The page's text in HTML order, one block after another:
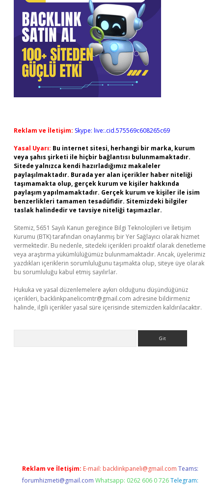
Reklam ve İletişim: Skype: live:.cid.575569c608265c69
Yasal Uyarı: Bu internet sitesi, herhangi bir marka, kurum
veya şahıs şirketi ile hiçbir bağlantısı bulunmamaktadır.
Sitede yalnızca kendi hazırladığımız makaleler
paylaşılmaktadır. Burada yer alan içerikler haber niteliği
taşımamakta olup, gerçek kurum ve kişiler hakkında
paylaşım yapılmamaktadır. Gerçek kurum ve kişiler ile isim
benzerlikleri tamamen tesadüfidir. Sitemizdeki bilgiler
taslak halindedir ve tavsiye niteliği taşımazlar.
Sitemiz, 5651 Sayılı Kanun gereğince Bilgi Teknolojileri ve İletişim
Kurumu (BTK) tarafından onaylanmış bir Yer Sağlayıcı olarak hizmet
vermektedir. Bu nedenle, sitedeki içerikleri proaktif olarak denetleme
veya araştırma yükümlülüğümüz bulunmamaktadır. Ancak, üyelerimiz
yazdıkları içeriklerin sorumluluğunu taşımakta olup, siteye üye olarak
bu sorumluluğu kabul etmiş sayılırlar.
Hukuka ve yasal düzenlemelere aykırı olduğunu düşündüğünüz
içerikleri, backlinkpanelicomtr@gmail.com adresine bildirmeniz
halinde, ilgili içerikler yasal süre içerisinde sitemizden kaldırılacaktır.
Reklam ve İletişim: E-mail: backlinkpaneli@gmail.com Teams:
forumhizmeti@gmail.com Whatsapp: 0262 606 0 726 Telegram: